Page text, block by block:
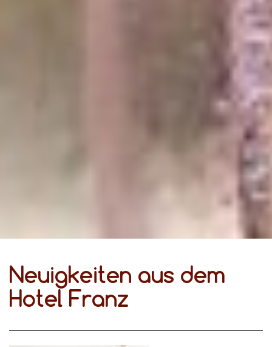
Neuigkeiten aus dem
Hotel Franz